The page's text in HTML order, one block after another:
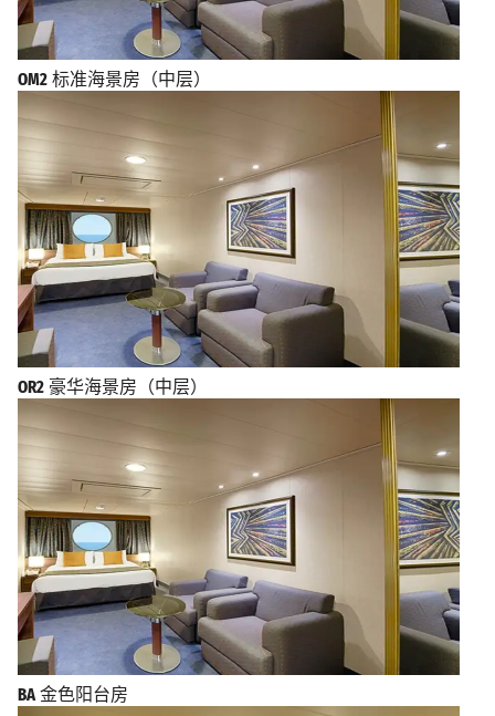
OM2 标准海景房（中层）
OR2 豪华海景房（中层）
BA 金色阳台房